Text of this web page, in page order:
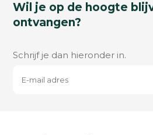
Wil je op de hoogte
ontvangen?
Schrijf je dan hieronder in.